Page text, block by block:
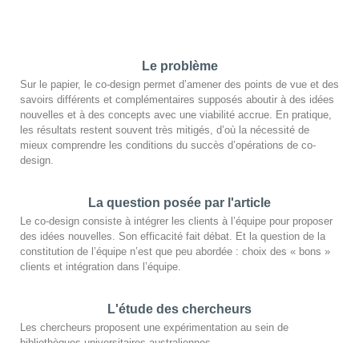
Le problème
Sur le papier, le co-design permet d’amener des points de vue et des
savoirs différents et complémentaires supposés aboutir à des idées
nouvelles et à des concepts avec une viabilité accrue. En pratique,
les résultats restent souvent très mitigés, d’où la nécessité de
mieux comprendre les conditions du succès d’opérations de co-
design.
La question posée par l'article
Le co-design consiste à intégrer les clients à l’équipe pour proposer
des idées nouvelles. Son efficacité fait débat. Et la question de la
constitution de l’équipe n’est que peu abordée : choix des « bons »
clients et intégration dans l’équipe.
L'étude des chercheurs
Les chercheurs proposent une expérimentation au sein de